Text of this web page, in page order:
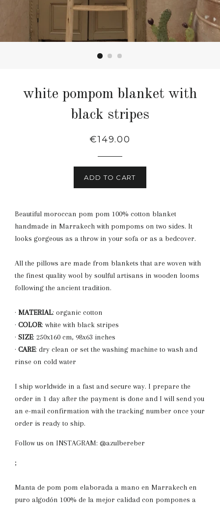
white pompom blanket with
black stripes
Regular
€149.00
ADD TO CART
Beautiful moroccan pom pom 100% cotton blanket
handmade in Marrakech with pompoms on two sides. It
looks gorgeous as a throw in your sofa or as a bedcover.
All the pillows are made from blankets that are woven with
the finest quality wool by soulful artisans in wooden looms
following the ancient tradition.
· MATERIAL: organic cotton
· COLOR: white with black stripes
· SIZE: 250x160 cm, 98x63 inches
· CARE: dry clean or set the washing machine to wash and
rinse on cold water
I ship worldwide in a fast and secure way. I prepare the
order in 1 day after the payment is done and I will send you
an e-mail confirmation with the tracking number once your
order is ready to ship.
Follow us on INSTAGRAM: @azulbereber
;
Manta de pom pom elaborada a mano en Marrakech en
puro algodón 100% de la mejor calidad con pompones a